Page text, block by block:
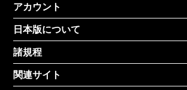
アカウント
日本版について
諸規程
関連サイト